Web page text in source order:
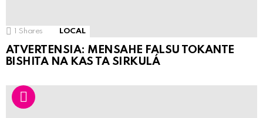
1 Shares LOCAL
ATVERTENSIA: MENSAHE FALSU TOKANTE
BISHITA NA KAS TA SIRKULÁ